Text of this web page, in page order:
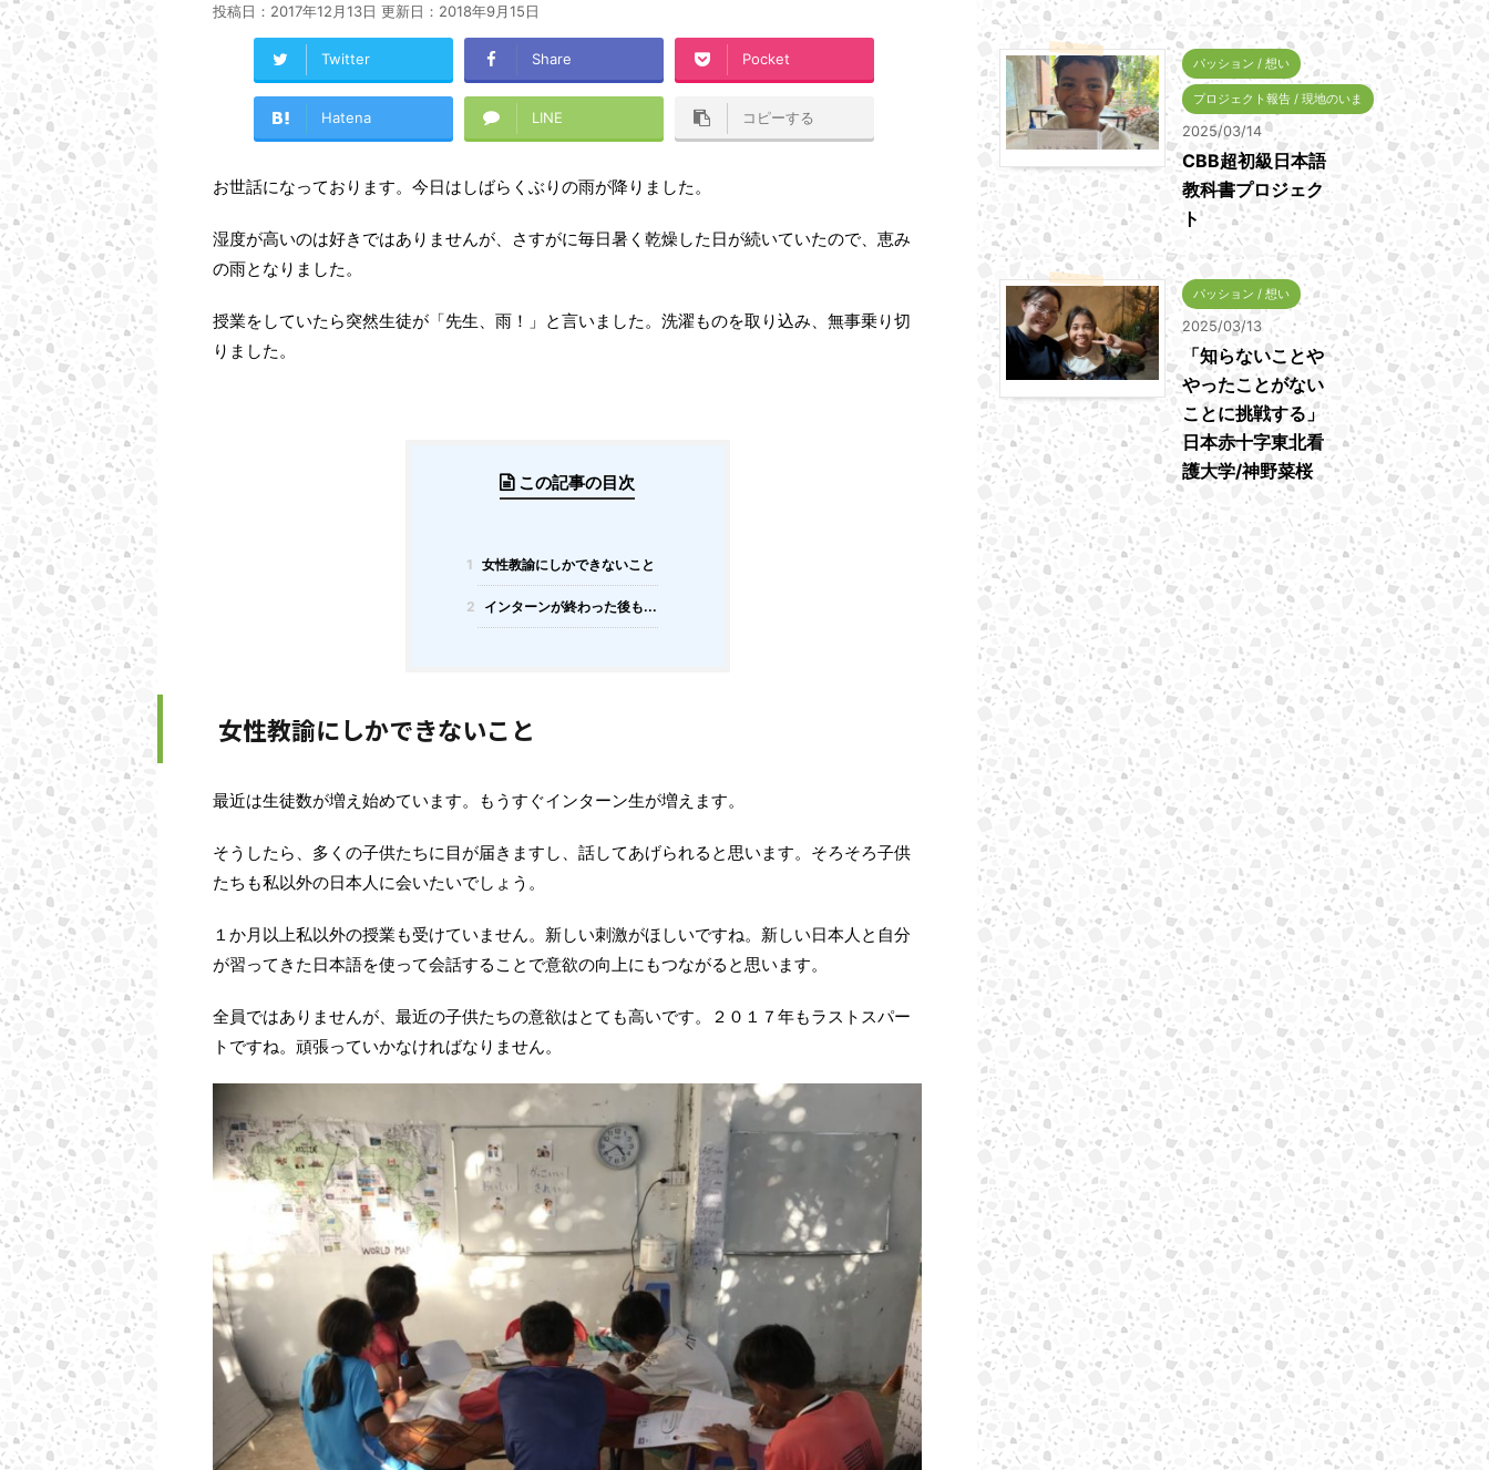
投稿日：2017年12月13日 更新日： 2018年9月15日
Twitter Share Pocket
Hatena LINE コピーする
お世話になっております。今日はしばらくぶりの雨が降りました。
湿度が高いのは好きではありませんが、さすがに毎日暑く乾燥した日が続いていたので、恵み
の雨となりました。
授業をしていたら突然生徒が「先生、雨！」と言いました。洗濯ものを取り込み、無事乗り切
りました。
この記事の目次
1 女性教諭にしかできないこと
2 インターンが終わった後も...
女性教諭にしかできないこと
最近は生徒数が増え始めています。もうすぐインターン生が増えます。
そうしたら、多くの子供たちに目が届きますし、話してあげられると思います。そろそろ子供
たちも私以外の日本人に会いたいでしょう。
１か月以上私以外の授業も受けていません。新しい刺激がほしいですね。新しい日本人と自分
が習ってきた日本語を使って会話することで意欲の向上にもつながると思います。
全員ではありませんが、最近の子供たちの意欲はとても高いです。２０１７年もラストスパー
トですね。頑張っていかなければなりません。
パッション / 想い
プロジェクト報告 / 現地のいま
2025/03/14
CBB超初級日本語
教科書プロジェク
ト
パッション / 想い
2025/03/13
「知らないことや
やったことがない
ことに挑戦する」
日本赤十字東北看
護大学/神野菜桜